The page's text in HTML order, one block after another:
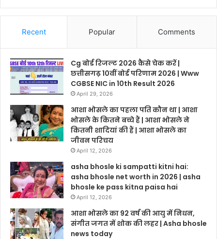
Recent Popular Comments
Cg बोर्ड रिजल्ट 2026 कैसे चेक करें |
छत्तीसगढ़ 10वीं बोर्ड परिणाम 2026 | Www
CGBSE NIC in 10th Result 2026
April 29, 2026
आशा भोसले का पहला पति कौन था | आशा
भोसले के कितने बच्चे हैं | आशा भोसले ने
कितनी शादियां की हैं | आशा भोसले का
जीवन परिचय
April 12, 2026
asha bhosle ki sampatti kitni hai:
asha bhosle net worth in 2026 | asha
bhosle ke pass kitna paisa hai
April 12, 2026
आशा भोसले का 92 वर्ष की आयु में निधन,
संगीत जगत में शोक की लहर | Asha bhosle
news today